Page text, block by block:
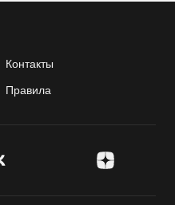
Контакты
Правила